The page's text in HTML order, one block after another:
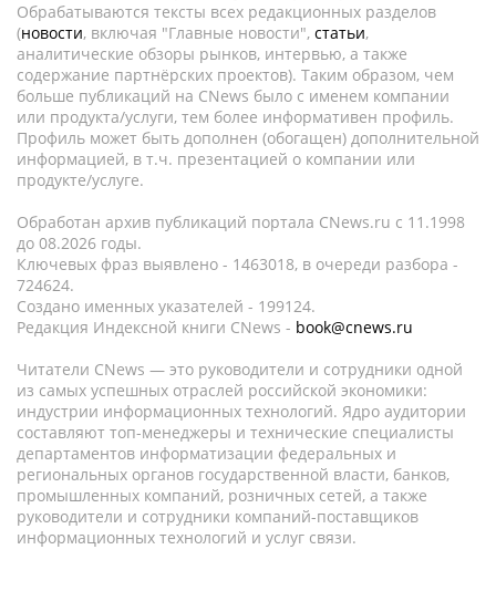
Обрабатываются тексты всех редакционных разделов
(новости, включая "Главные новости", статьи,
аналитические обзоры рынков, интервью, а также
содержание партнёрских проектов). Таким образом, чем
больше публикаций на CNews было с именем компании
или продукта/услуги, тем более информативен профиль.
Профиль может быть дополнен (обогащен) дополнительной
информацией, в т.ч. презентацией о компании или
продукте/услуге.
Обработан архив публикаций портала CNews.ru c 11.1998
до 08.2026 годы.
Ключевых фраз выявлено - 1463018, в очереди разбора -
724624.
Создано именных указателей - 199124.
Редакция Индексной книги CNews - book@cnews.ru
Читатели CNews — это руководители и сотрудники одной
из самых успешных отраслей российской экономики:
индустрии информационных технологий. Ядро аудитории
составляют топ-менеджеры и технические специалисты
департаментов информатизации федеральных и
региональных органов государственной власти, банков,
промышленных компаний, розничных сетей, а также
руководители и сотрудники компаний-поставщиков
информационных технологий и услуг связи.